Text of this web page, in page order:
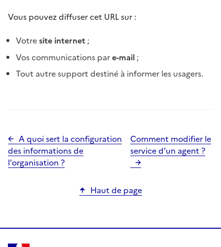
Vous pouvez diffuser cet URL sur :
Votresite internet ;
Vos communications pare-mail ;
Tout autre support destiné à informer les usagers.
A quoi sert la configuration
des informations de
l'organisation ?
Comment modifier le
service d'un agent ?
Haut de page